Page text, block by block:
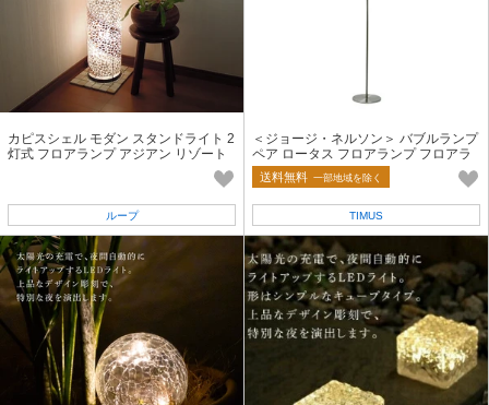
カピスシェル モダン スタンドライト 2
灯式 フロアランプ アジアン リゾート
ループ
＜ジョージ・ネルソン＞ バブルランプ
ペア ロータス フロアランプ フロアラ
イト Mサイズ
送料無料 一部地域を除く
TIMUS